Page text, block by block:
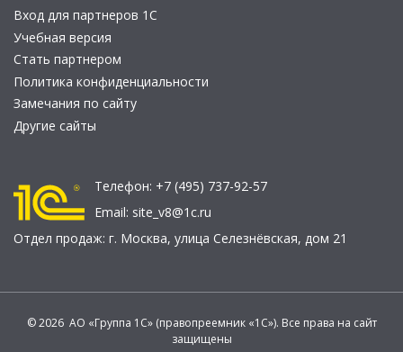
Вход для партнеров 1С
Учебная версия
Стать партнером
Политика конфиденциальности
Замечания по сайту
Другие сайты
Телефон: +7 (495) 737-92-57
Email: site_v8@1c.ru
Отдел продаж: г. Москва, улица Селезнёвская, дом 21
© 2026 АО «Группа 1С» (правопреемник «1С»). Все права на сайт
защищены